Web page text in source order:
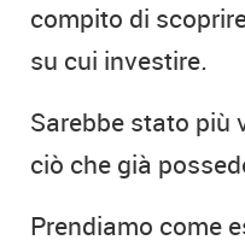
compito di
su cui investire.
Sarebbe stato più
ciò che già
Prendiamo come